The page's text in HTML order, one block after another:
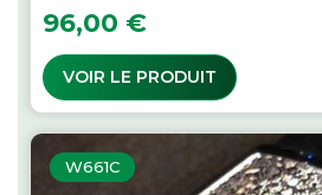
Prix
96,00 €
VOIR LE PRODUIT
W661C